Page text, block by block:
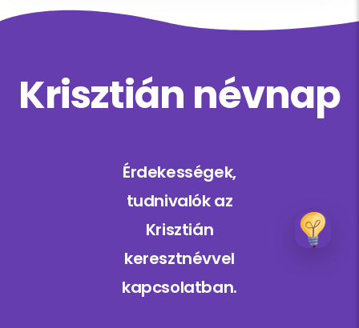
Krisztián névnap
Érdekességek,
tudnivalók az
Krisztián
keresztnévvel
kapcsolatban.